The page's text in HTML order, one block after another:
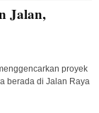
Jalan,
proyek
berada di Jalan Raya